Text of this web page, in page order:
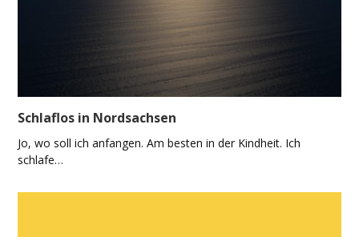
Schlaflos in Nordsachsen
Jo, wo soll ich anfangen. Am besten in der Kindheit. Ich
schlafe…